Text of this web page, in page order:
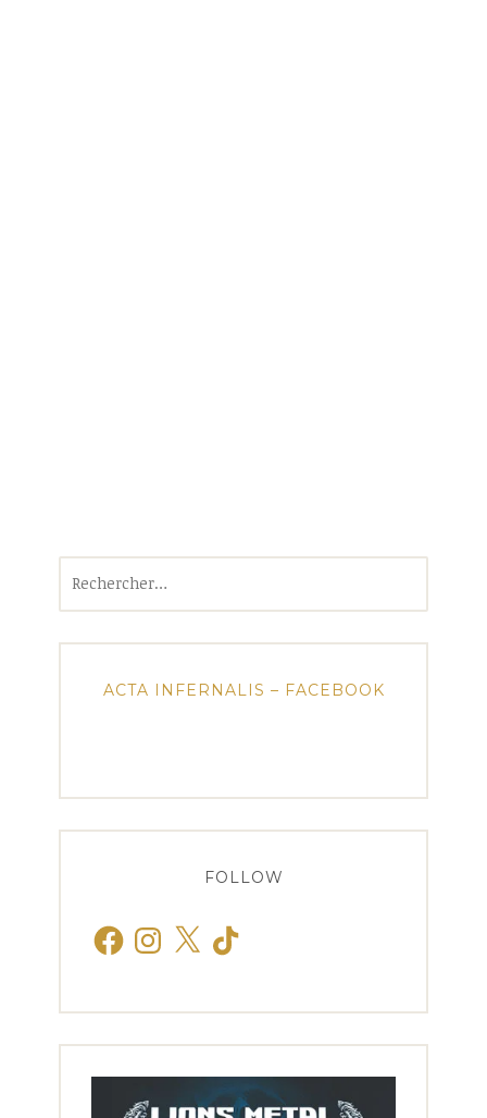
ACTA INFERNALIS – FACEBOOK
FOLLOW
FacebookInstagram
X TikTok